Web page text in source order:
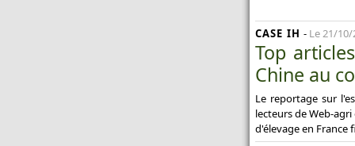
CASE IH - Le 21/10/
Top
Chine au
Le reportage sur
lecteurs de Web-
d'élevage en France